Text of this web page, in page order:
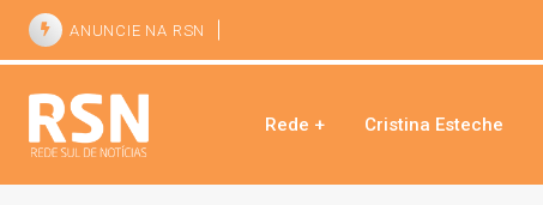
ANUNCIE NA RSN
Rede + Cristina Esteche